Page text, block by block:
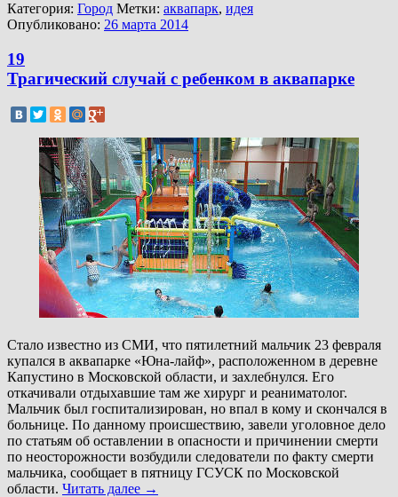
Категория: Город Метки: аквапарк, идея
Опубликовано: 26 марта 2014
19
Трагический случай с ребенком в аквапарке
Стало известно из СМИ, что пятилетний мальчик 23 февраля
купался в аквапарке «Юна-лайф», расположенном в деревне
Капустино в Московской области, и захлебнулся. Его
откачивали отдыхавшие там же хирург и реаниматолог.
Мальчик был госпитализирован, но впал в кому и скончался в
больнице. По данному происшествию, завели уголовное дело
по статьям об оставлении в опасности и причинении смерти
по неосторожности возбудили следователи по факту смерти
мальчика, сообщает в пятницу ГСУСК по Московской
области. Читать далее →